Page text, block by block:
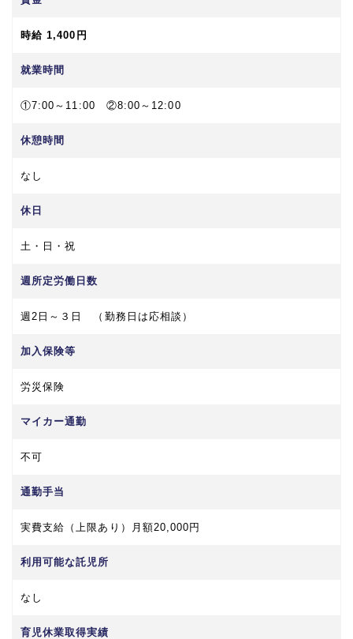
時給 1,400円
就業時間
①7:00～11:00 ②8:00～12:00
休憩時間
なし
休日
土・日・祝
週所定労働日数
週2日～３日 （勤務日は応相談）
加入保険等
労災保険
マイカー通勤
不可
通勤手当
実費支給（上限あり）月額20,000円
利用可能な託児所
なし
育児休業取得実績